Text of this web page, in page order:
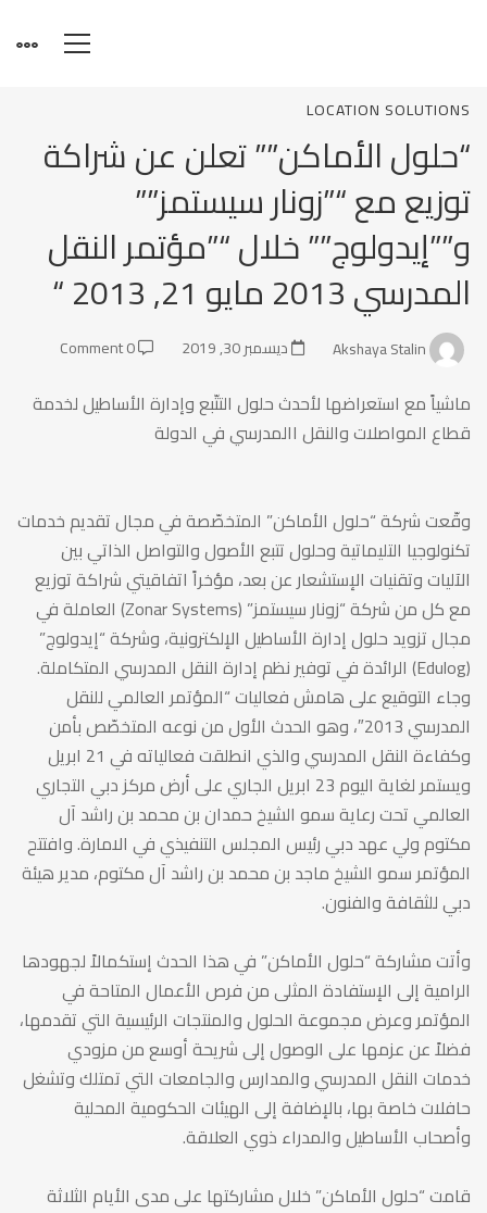
“حلول
الأماكن””
تعلن
عن
شراكة
توزيع
مع
“”زونار
سيستمز””
و””إيدولوج””
خلال
“”مؤتمر
النقل
المدرسي
2013
LOCATION SOLUTIONS
“حلول الأماكن”” تعلن عن شراكة
توزيع مع “”زونار سيستمز””
و””إيدولوج”” خلال “”مؤتمر النقل
المدرسي 2013 مايو 21, 2013 “
ديسمبر 30, 2019 0 Comment
ماشياً مع استعراضها لأحدث حلول التتّبع وإدارة الأساطيل لخدمة
قطاع المواصلات والنقل االمدرسي في الدولة
وقّعت شركة “حلول الأماكن” المتخصّصة في مجال تقديم خدمات
تكنولوجيا التليماتية وحلول تتبع الأصول والتواصل الذاتي بين
الآليات وتقنيات الإستشعار عن بعد، مؤخراً اتفاقيتي شراكة توزيع
مع كل من شركة “زونار سيستمز” (Zonar Systems) العاملة في
مجال تزويد حلول إدارة الأساطيل الإلكترونية، وشركة “إيدولوج”
(Edulog) الرائدة في توفير نظم إدارة النقل المدرسي المتكاملة.
وجاء التوقيع على هامش فعاليات “المؤتمر العالمي للنقل
المدرسي 2013″، وهو الحدث الأول من نوعه المتخصّص بأمن
وكفاءة النقل المدرسي والذي انطلقت فعالياته في 21 ابريل
ويستمر لغاية اليوم 23 ابريل الجاري على أرض مركز دبي التجاري
العالمي تحت رعاية سمو الشيخ حمدان بن محمد بن راشد آل
مكتوم ولي عهد دبي رئيس المجلس التنفيذي في الامارة. وافتتح
المؤتمر سمو الشيخ ماجد بن محمد بن راشد آل مكتوم، مدير هيئة
دبي للثقافة والفنون.
وأتت مشاركة “حلول الأماكن” في هذا الحدث إستكمالاً لجهودها
الرامية إلى الإستفادة المثلى من فرص الأعمال المتاحة في
المؤتمر وعرض مجموعة الحلول والمنتجات الرئيسية التي تقدمها،
فضلاً عن عزمها على الوصول إلى شريحة أوسع من مزودي
خدمات النقل المدرسي والمدارس والجامعات التي تمتلك وتشغل
حافلات خاصة بها، بالإضافة إلى الهيئات الحكومية المحلية
وأصحاب الأساطيل والمدراء ذوي العلاقة.
قامت “حلول الأماكن” خلال مشاركتها على مدى الأيام الثلاثة